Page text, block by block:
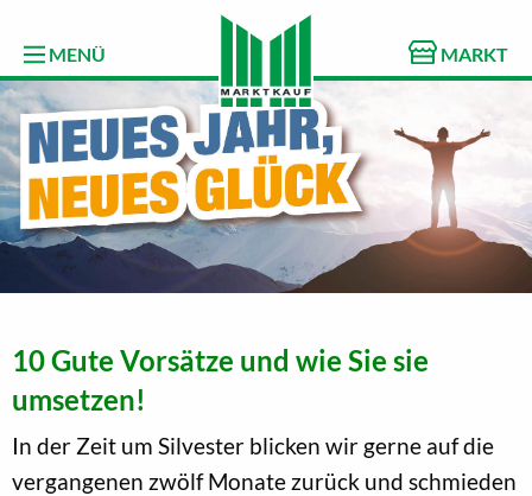
MENÜ MARKT
10 Gute Vorsätze und wie Sie sie
umsetzen!
In der Zeit um Silvester blicken wir gerne auf die
vergangenen zwölf Monate zurück und schmieden